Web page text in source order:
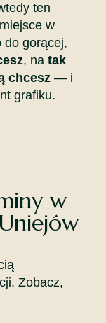
ten
w
do gorącej,
, na tak
chcesz — i
grafiku.
w
Zobacz,